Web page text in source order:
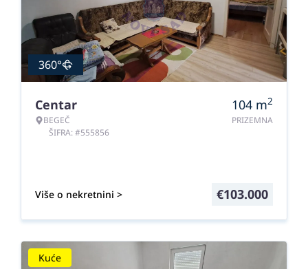
360°
Centar
BEGEČ
ŠIFRA: #555856
104 m2
PRIZEMNA
Više o nekretnini > €103.000
Kuće